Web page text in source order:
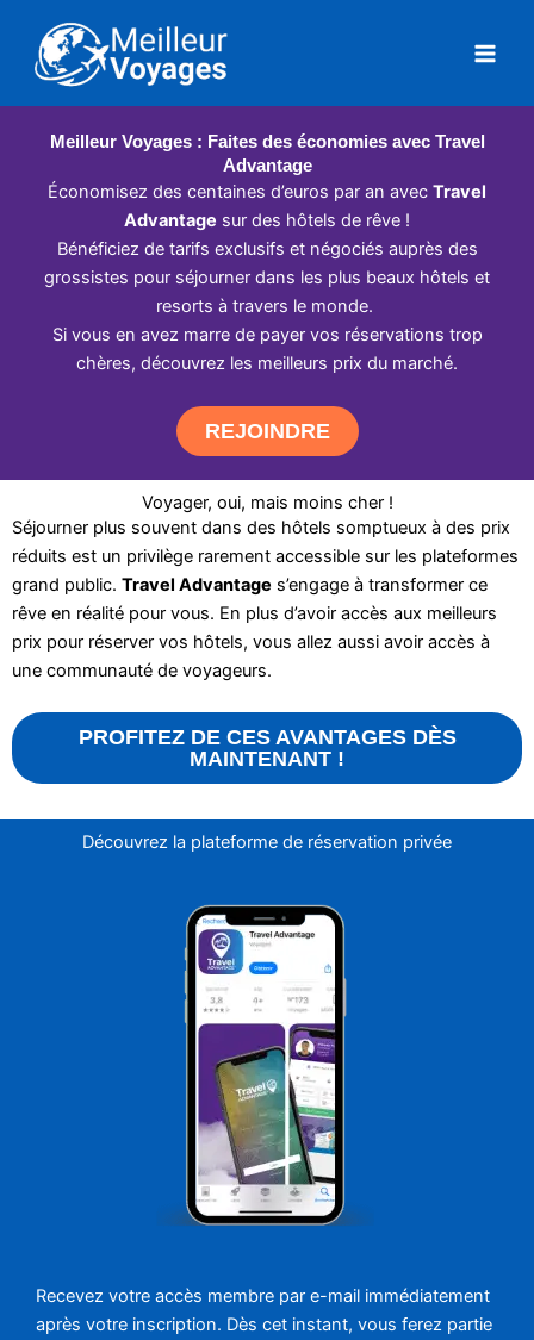
contenu
Meilleur Voyages : Faites des économies avec Travel
Advantage
Économisez des centaines d’euros par an avec Travel
Advantage sur des hôtels de rêve !
Bénéficiez de tarifs exclusifs et négociés auprès des
grossistes pour séjourner dans les plus beaux hôtels et
resorts à travers le monde.
Si vous en avez marre de payer vos réservations trop
chères, découvrez les meilleurs prix du marché.
REJOINDRE
Voyager, oui, mais moins cher !
Séjourner plus souvent dans des hôtels somptueux à des prix
réduits est un privilège rarement accessible sur les plateformes
grand public. Travel Advantage s’engage à transformer ce
rêve en réalité pour vous. En plus d’avoir accès aux meilleurs
prix pour réserver vos hôtels, vous allez aussi avoir accès à
une communauté de voyageurs.
PROFITEZ DE CES AVANTAGES DÈS
MAINTENANT !
Découvrez la plateforme de réservation privée
Recevez votre accès membre par e-mail immédiatement
après votre inscription. Dès cet instant, vous ferez partie